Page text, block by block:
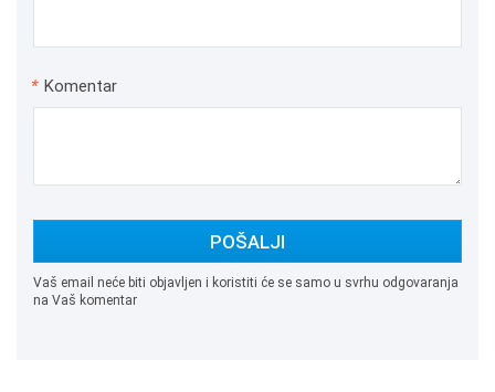
* Komentar
POŠALJI
Vaš email neće biti objavljen i koristiti će se samo u svrhu odgovaranja
na Vaš komentar